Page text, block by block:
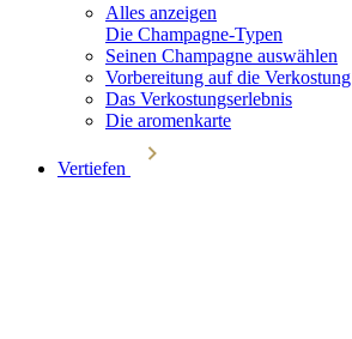
Alles anzeigen
Die Champagne-Typen
Seinen Champagne auswählen
Vorbereitung auf die Verkostung
Das Verkostungserlebnis
Die aromenkarte
Vertiefen